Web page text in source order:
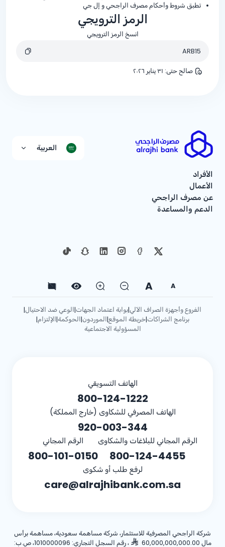
تطبق شروط وأحكام مصرف الراجحي و إل جي
الرمز الترويجي
انسخ الرمز الترويجي
ARB15
صالح حتى: ٣١ يناير ٢٠٢٦
العربية
الأفراد
الأعمال
عن مصرف الراجحي
الدعم والمساعدة
A
A
الفروع وأجهزة الصراف الآلي|بوابة اعتماد الجهات|الوعي ضد الاحتيال|
برنامج الشراكات|خريطة الموقع|الموردون|الحوكمة|الإلتزام|
المسؤولية الاجتماعية
الهاتف التسويقي
800-124-1222
الهاتف المصرفي للشكاوى (خارج المملكة)
920-003-344
الرقم المجاني للبلاغات والشكاوى
800-124-4455
الرقم المجاني
800-101-0150
لرفع طلب أو شكوى
care@alrajhibank.com.sa
شركة الراجحي المصرفية للاستثمار، شركة مساهمة سعودية، مساهمة برأس
مال 60,000,000,000.00
، رقم السجل التجاري: 1010000096، ص.ب: